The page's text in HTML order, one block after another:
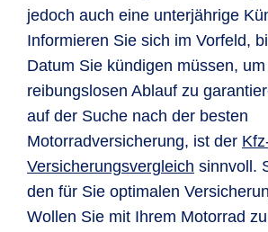
jedoch auch eine unterjährige
Informieren Sie sich im Vorfeld,
Datum Sie kündigen müssen,
reibungslosen Ablauf zu
auf der Suche nach der besten
Motorradversicherung, ist der
Versicherungsvergleich sinnvoll.
den für Sie optimalen
Wollen Sie mit Ihrem Motorrad